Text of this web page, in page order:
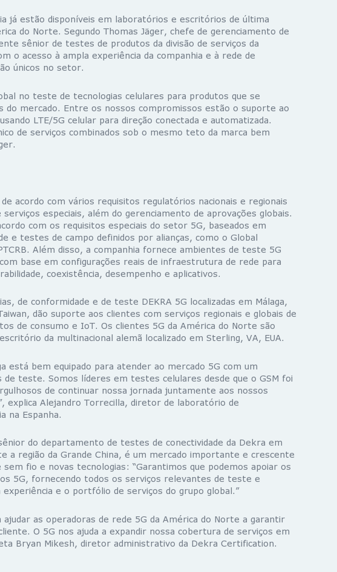
já estão disponíveis em laboratórios e escritórios de última
do Norte. Segundo Thomas Jäger, chefe de gerenciamento de
sênior de testes de produtos da divisão de serviços da
o acesso à ampla experiência da companhia e à rede de
únicos no setor.
no teste de tecnologias celulares para produtos que se
do mercado. Entre os nossos compromissos estão o suporte ao
LTE/5G celular para direção conectada e automatizada.
de serviços combinados sob o mesmo teto da marca bem
acordo com vários requisitos regulatórios nacionais e regionais
especiais, além do gerenciamento de aprovações globais.
com os requisitos especiais do setor 5G, baseados em
e testes de campo definidos por alianças, como o Global
Além disso, a companhia fornece ambientes de teste 5G
base em configurações reais de infraestrutura de rede para
coexistência, desempenho e aplicativos.
de conformidade e de teste DEKRA 5G localizadas em Málaga,
dão suporte aos clientes com serviços regionais e globais de
de consumo e IoT. Os clientes 5G da América do Norte são
da multinacional alemã localizado em Sterling, VA, EUA.
está bem equipado para atender ao mercado 5G com um
teste. Somos líderes em testes celulares desde que o GSM foi
de continuar nossa jornada juntamente aos nossos
explica Alejandro Torrecilla, diretor de laboratório de
na Espanha.
do departamento de testes de conectividade da Dekra em
a região da Grande China, é um mercado importante e crescente
fio e novas tecnologias: “Garantimos que podemos apoiar os
5G, fornecendo todos os serviços relevantes de teste e
e o portfólio de serviços do grupo global.”
as operadoras de rede 5G da América do Norte a garantir
O 5G nos ajuda a expandir nossa cobertura de serviços em
Bryan Mikesh, diretor administrativo da Dekra Certification.